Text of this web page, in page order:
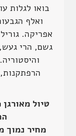
בואו לגלות
ואלף
גשם, הרי
טיול מאורגן פרטי
מחיר נמוך